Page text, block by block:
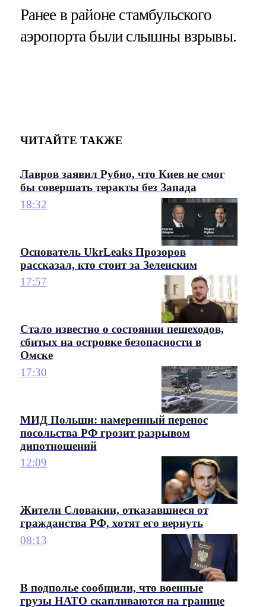
Ранее в районе стамбульского
аэропорта были слышны взрывы.
ЧИТАЙТЕ ТАКЖЕ
Лавров заявил Рубио, что Киев не смог
бы совершать теракты без Запада
18:32
Основатель UkrLeaks Прозоров
рассказал, кто стоит за Зеленским
17:57
Стало известно о состоянии пешеходов,
сбитых на островке безопасности в
Омске
17:30
МИД Польши: намеренный перенос
посольства РФ грозит разрывом
дипотношений
12:09
Жители Словакии, отказавшиеся от
гражданства РФ, хотят его вернуть
08:13
В подполье сообщили, что военные
грузы НАТО скапливаются на границе